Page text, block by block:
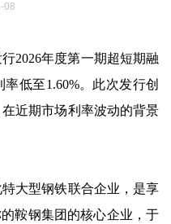
08
2026年度第一期超短期融
低至1.60%。此次发行创
近期市场利率波动的背景
大型钢铁联合企业，是享
鞍钢集团的核心企业，于